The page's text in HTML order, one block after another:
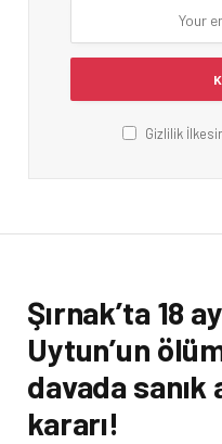
Gizlilik
Şırnak’ta 18
Uytun’un
davada
kararı!